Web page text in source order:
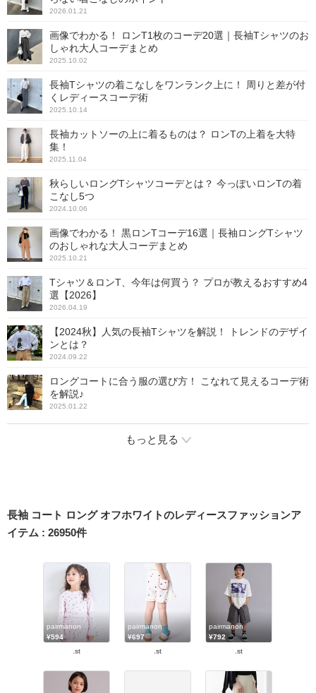
2026.01.21
画像でわかる！ ロンT1枚のコーデ20選｜長袖Tシャツのお
しゃれ大人コーデまとめ
2025.10.02
長袖Tシャツの着こなしをワンランク上に！ 周りと差が付
くレディースコーデ術
2025.10.14
長袖カットソーの上に着るものは？ ロンTの上着を大特
集！
2025.11.04
秋らしいロングTシャツコーデとは？ 今っぽいロンTの着
こなし5つ
2024.10.06
画像でわかる！ 黒ロンTコーデ16選｜長袖ロングTシャツ
のおしゃれな大人コーデまとめ
2025.10.21
Tシャツ＆ロンT、今年は何買う？ プロが教えるおすすめ4
選【2026】
2026.04.19
【2024秋】人気の長袖Tシャツを解説！ トレンドのデザイ
ンとは？
2024.09.22
ロングコートに合う服の選び方！ こなれて見えるコーデ術
を解説♪
2025.01.22
もっと見る
長袖 コート ロング オフホワイトのレディースファッションア
イテム : 26950件
pairmanon
¥594
.st
pairmanon
¥697
.st
pairmanon
¥792
.st